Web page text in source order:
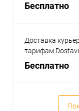
Бесплатно
Доставка
тарифам
Бесплатно